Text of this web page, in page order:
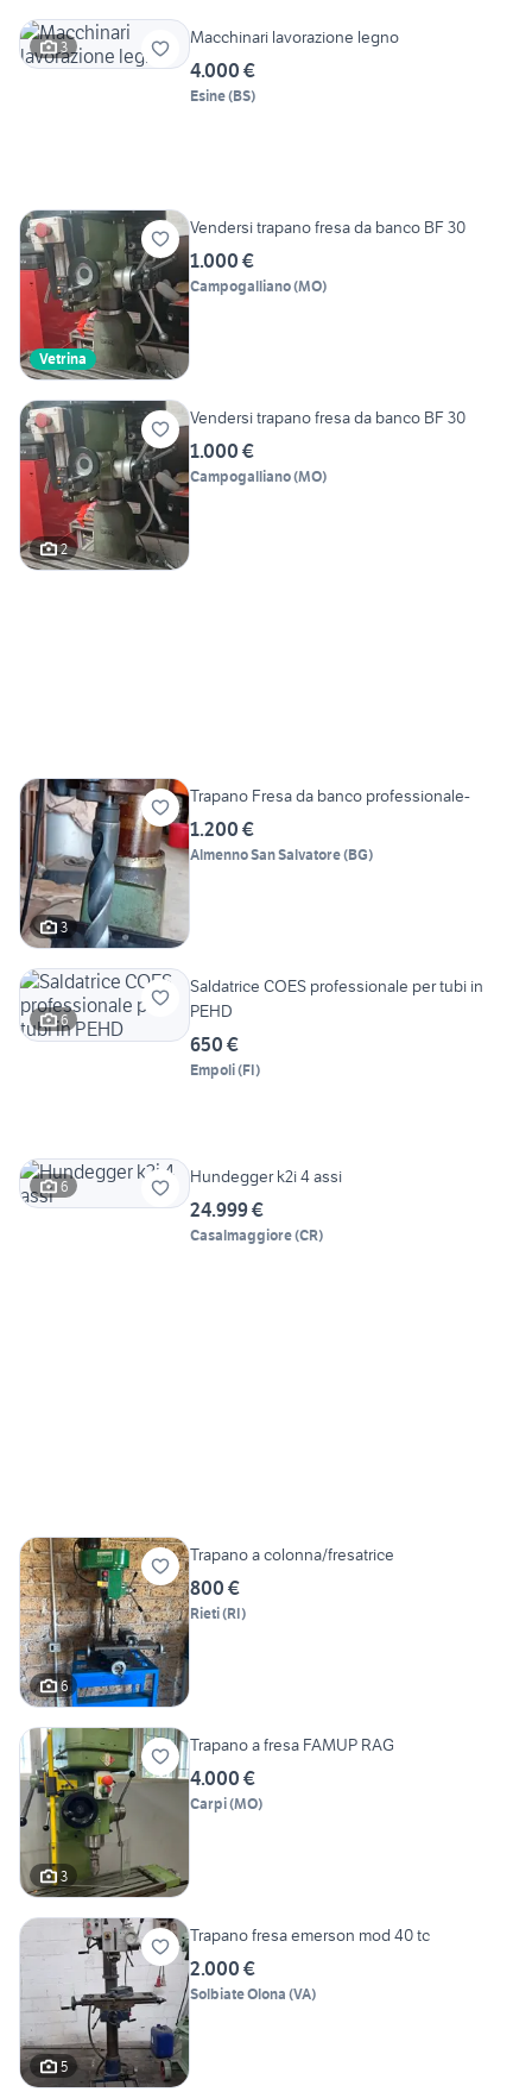
3 Macchinari lavorazione legno
4.000 €
Esine(BS)
Vetrina
Vendersi trapano fresa da banco BF 30
1.000 €
Campogalliano(MO)
2
Vendersi trapano fresa da banco BF 30
1.000 €
Campogalliano(MO)
3
Trapano Fresa da banco professionale-
1.200 €
Almenno San Salvatore(BG)
6
Saldatrice COES professionale per tubi in
PEHD
650 €
Empoli(FI)
6 Hundegger k2i 4 assi
24.999 €
Casalmaggiore(CR)
6
Trapano a colonna/fresatrice
800 €
Rieti(RI)
3
Trapano a fresa FAMUP RAG
4.000 €
Carpi(MO)
5
Trapano fresa emerson mod 40 tc
2.000 €
Solbiate Olona (VA)